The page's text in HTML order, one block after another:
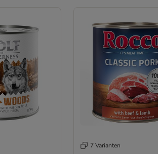
7 Varianten